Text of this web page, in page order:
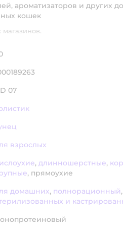
ароматизаторов и других
кошек
07
взрослых
, длинношерстные,
, прямоухие
домашних, полнорационный,
и